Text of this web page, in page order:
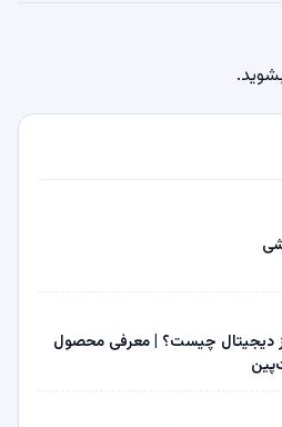
.
دیجیتال چیست؟ | معرفی محصول